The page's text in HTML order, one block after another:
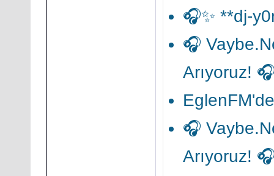
🎧✨ **dj-
​🎧
Arıyoruz!
​🎧
Arıyoruz!